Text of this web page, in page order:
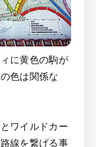
に黄色の駒が
色は関係な
ワイルドカー
線を繋げる事